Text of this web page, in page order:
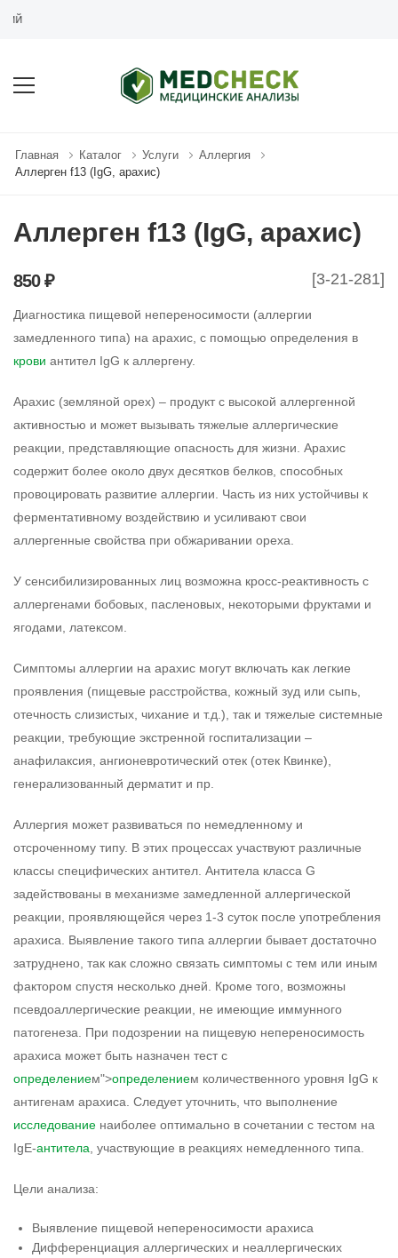
Главная Каталог Услуги
Аллергия
Аллерген f13 (IgG, арахис)
Аллерген f13 (IgG, арахис)
[3-21-281]
850 ₽
Диагностика пищевой непереносимости (аллергии
замедленного типа) на арахис, с помощью определения в
крови антител IgG к аллергену.
Арахис (земляной орех) – продукт с высокой аллергенной
активностью и может вызывать тяжелые аллергические
реакции, представляющие опасность для жизни. Арахис
содержит более около двух десятков белков, способных
провоцировать развитие аллергии. Часть из них устойчивы к
ферментативному воздействию и усиливают свои
аллергенные свойства при обжаривании ореха.
У сенсибилизированных лиц возможна кросс-реактивность с
аллергенами бобовых, пасленовых, некоторыми фруктами и
ягодами, латексом.
Симптомы аллергии на арахис могут включать как легкие
проявления (пищевые расстройства, кожный зуд или сыпь,
отечность слизистых, чихание и т.д.), так и тяжелые системные
реакции, требующие экстренной госпитализации –
анафилаксия, ангионевротический отек (отек Квинке),
генерализованный дерматит и пр.
Аллергия может развиваться по немедленному и
отсроченному типу. В этих процессах участвуют различные
классы специфических антител. Антитела класса G
задействованы в механизме замедленной аллергической
реакции, проявляющейся через 1-3 суток после употребления
арахиса. Выявление такого типа аллергии бывает достаточно
затруднено, так как сложно связать симптомы с тем или иным
фактором спустя несколько дней. Кроме того, возможны
псевдоаллергические реакции, не имеющие иммунного
патогенеза. При подозрении на пищевую непереносимость
арахиса может быть назначен тест с
определением">определением количественного уровня IgG к
антигенам арахиса. Следует уточнить, что выполнение
исследование наиболее оптимально в сочетании с тестом на
IgE-антитела , участвующие в реакциях немедленного типа.
Цели анализа:
Выявление пищевой непереносимости арахиса
Дифференциация аллергических и неаллергических